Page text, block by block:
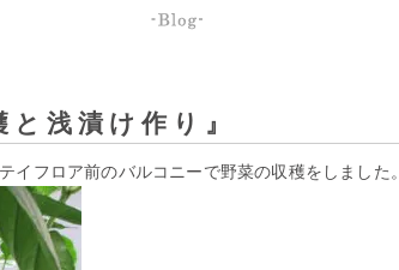
と浅漬け作り』
イフロア前のバルコニーで野菜の収穫をしました。